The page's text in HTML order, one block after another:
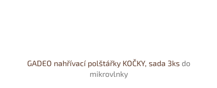
GADEO nahřívací polštářky KOČKY, sada 3ks do
mikrovlnky